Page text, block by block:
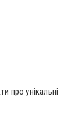
про унікальні